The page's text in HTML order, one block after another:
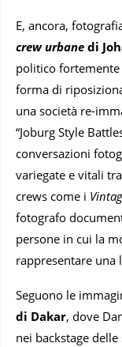
E, ancora,
crew urbane di
politico
forma di
una società re-
“Joburg Style
conversazioni
variegate e vitali
crews come i
fotografo
persone in cui la
rappresentare una
Seguono le
di Dakar, dove
nei backstage